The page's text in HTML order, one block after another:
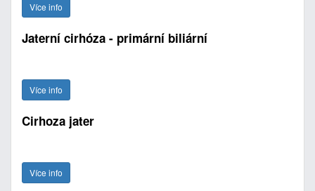
Více info
Jaterní cirhóza - primární biliární
Více info
Cirhoza jater
Více info